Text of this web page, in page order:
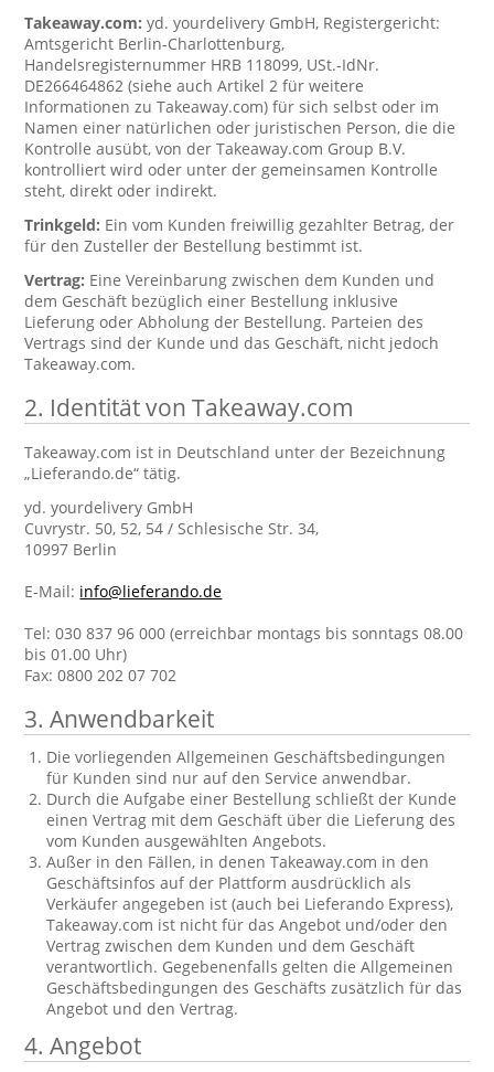
Takeaway.com:yd. yourdelivery GmbH, Registergericht:
Amtsgericht Berlin-Charlottenburg,
Handelsregisternummer HRB 118099, USt.-IdNr.
DE266464862 (siehe auch Artikel 2 für weitere
Informationen zu Takeaway.com) für sich selbst oder im
Namen einer natürlichen oder juristischen Person, die die
Kontrolle ausübt, von der Takeaway.com Group B.V.
kontrolliert wird oder unter der gemeinsamen Kontrolle
steht, direkt oder indirekt.
Trinkgeld: Ein vom Kunden freiwillig gezahlter Betrag, der
für den Zusteller der Bestellung bestimmt ist.
Vertrag: Eine Vereinbarung zwischen dem Kunden und
dem Geschäft bezüglich einer Bestellung inklusive
Lieferung oder Abholung der Bestellung. Parteien des
Vertrags sind der Kunde und das Geschäft, nicht jedoch
Takeaway.com.
2. Identität von Takeaway.com
Takeaway.com ist in Deutschland unter der Bezeichnung
„Lieferando.de“ tätig.
yd. yourdelivery GmbH
Cuvrystr. 50, 52, 54 / Schlesische Str. 34,
10997 Berlin
E-Mail: info@lieferando.de
Tel: 030 837 96 000 (erreichbar montags bis sonntags 08.00
bis 01.00 Uhr)
Fax: 0800 202 07 702
3. Anwendbarkeit
Die vorliegenden Allgemeinen Geschäftsbedingungen
für Kunden sind nur auf den Service anwendbar.
Durch die Aufgabe einer Bestellung schließt der Kunde
einen Vertrag mit dem Geschäft über die Lieferung des
vom Kunden ausgewählten Angebots.
Außer in den Fällen, in denen Takeaway.com in den
Geschäftsinfos auf der Plattform ausdrücklich als
Verkäufer angegeben ist (auch bei Lieferando Express),
Takeaway.com ist nicht für das Angebot und/oder den
Vertrag zwischen dem Kunden und dem Geschäft
verantwortlich. Gegebenenfalls gelten die Allgemeinen
Geschäftsbedingungen des Geschäfts zusätzlich für das
Angebot und den Vertrag.
4. Angebot